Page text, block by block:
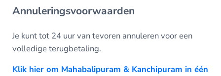
Annuleringsvoorwaarden
Je kunt tot 24 uur van tevoren annuleren voor een
volledige terugbetaling.
Klik hier om Mahabalipuram & Kanchipuram in één